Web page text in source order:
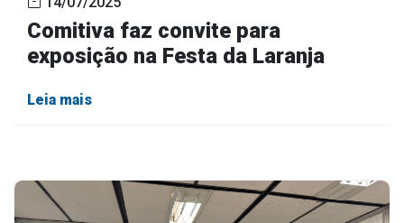
Comitiva faz convite para
exposição na Festa da Laranja
Leia mais